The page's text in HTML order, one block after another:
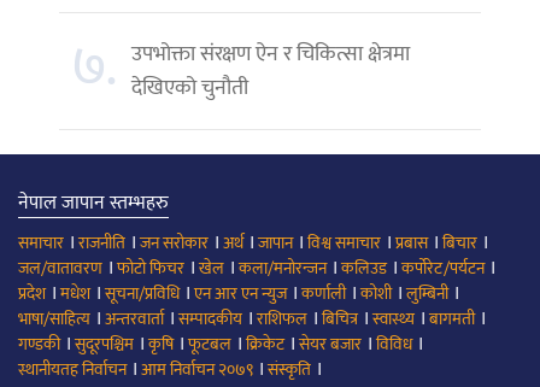
७. उपभोक्ता संरक्षण ऐन र चिकित्सा क्षेत्रमा
देखिएको चुनौती
नेपाल जापान स्तम्भहरु
समाचार ।राजनीति ।जन सरोकार ।अर्थ।जापान।विश्व समाचार ।प्रबास।बिचार ।
जल/वातावरण ।फोटो फिचर ।खेल ।कला/मनोरन्जन।कलिउड।कर्पोरेट/पर्यटन।
प्रदेश।मधेश।सूचना/प्रविधि।एन आर एन न्युज।कर्णाली।कोशी।लुम्बिनी।
भाषा/साहित्य ।अन्तरवार्ता।सम्पादकीय ।राशिफल ।बिचित्र।स्वास्थ्य ।बागमती।
गण्डकी।सुदूरपश्चिम ।कृषि।फूटबल ।क्रिकेट।सेयर बजार ।विविध।
स्थानीयतह निर्वाचन।आम निर्वाचन २०७९ ।संस्कृति ।